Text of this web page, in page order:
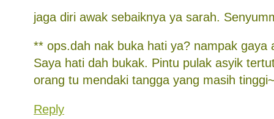
jaga diri awak sebaiknya ya sarah.
** ops.dah nak buka hati ya? nampak gaya
Saya hati dah bukak. Pintu pulak asyik
orang tu mendaki tangga yang masih
Reply